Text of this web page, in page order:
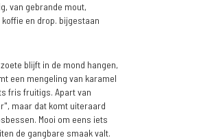
van gebrande mout,
en drop. bijgestaan
blijft in de mond hangen,
een mengeling van karamel
fris fruitigs. Apart van
maar dat komt uiteraard
Mooi om eens iets
de gangbare smaak valt.